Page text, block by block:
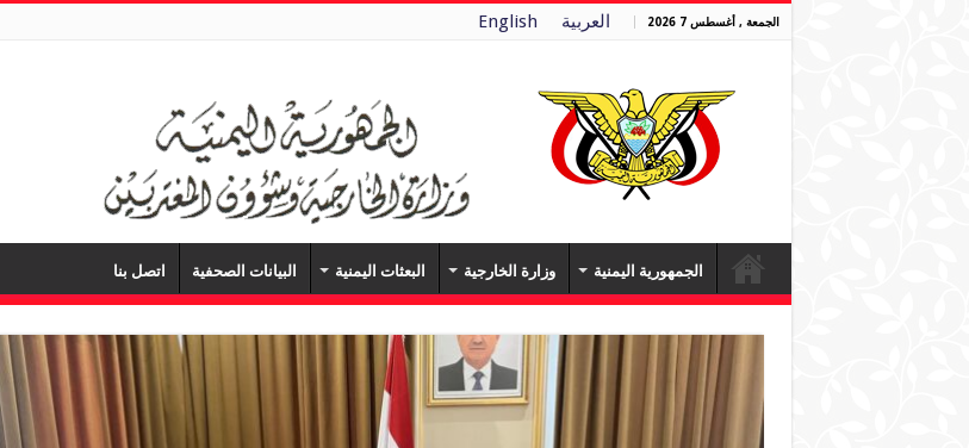
الجمعة , أغسطس 7 2026 العربية English
الجمهورية اليمنية وزارة الخارجية البعثات اليمنية البيانات الصحفية اتصل بنا